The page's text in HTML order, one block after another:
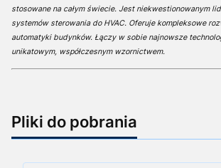
stosowane na całym świecie. Jest niekwestionowanym
systemów sterowania do HVAC. Oferuje kompleksowe
automatyki budynków. Łączy w sobie najnowsze
unikatowym, współczesnym wzornictwem.
Pliki do pobrania